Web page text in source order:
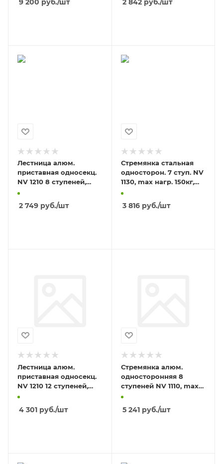
Лестница алюм.
приставная односекц.
NV 1210 8 ступеней,
max нагрузка 150кг,
длина 2.11м
2 749 руб./шт
Стремянка стальная
односторон. 7 ступ. NV
1130, max нагр. 150кг,
высота площадки 1,48м
3 816руб./шт
Лестница алюм.
приставная односекц.
NV 1210 12 ступеней,
max нагрузка 150кг,
длина 3,15м
4 301 руб./шт
Стремянка алюм.
односторонняя 8
ступеней NV 1110, max
нагрузка 150кг, высота
площадки 1,70м
5 241руб./шт